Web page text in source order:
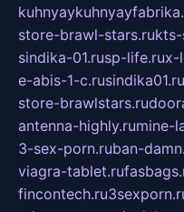
store-brawl-stars.rukts-
sindika-01.rusp-life.rux-
e-abis-1-c.rusindika01.ru
store-brawlstars.ru
antenna-highly.rumine-
3-sex-porn.ruban-
viagra-tablet.ru
fincontech.ru